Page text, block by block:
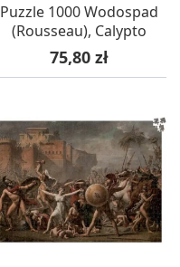
Puzzle 1000 Wodospad
(Rousseau), Calypto
Cena
75,80 zł